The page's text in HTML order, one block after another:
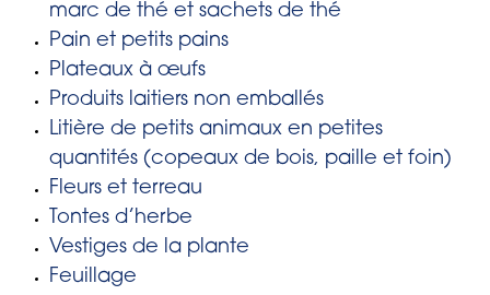
marc de thé et sachets de thé
Pain et petits pains
Plateaux à œufs
Produits laitiers non emballés
Litière de petits animaux en petites
quantités (copeaux de bois, paille et foin)
Fleurs et terreau
Tontes d’herbe
Vestiges de la plante
Feuillage